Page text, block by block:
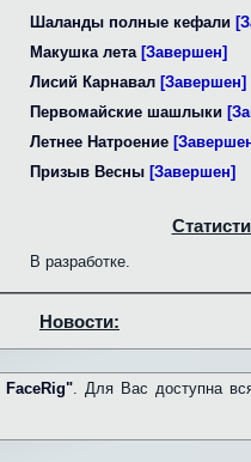
Шаланды полные кефали
Макушка лета [Завершен]
Лисий Карнавал [Завершен]
Первомайские шашлыки
Летнее Натроение
Призыв Весны [Завершен]
В разработке.
Новости:
FaceRig". Для Вас доступна